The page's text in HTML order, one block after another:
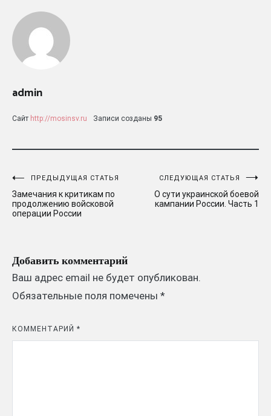
admin
Сайт http://mosinsv.ru Записи созданы 95
Навигация
по
ПРЕДЫДУЩАЯ СТАТЬЯ
Замечания к критикам по
продолжению войсковой
операции России
СЛЕДУЮЩАЯ СТАТЬЯ
О сути украинской боевой
кампании России. Часть 1
Добавить комментарий
Ваш адрес email не будет опубликован.
Обязательные поля помечены *
КОММЕНТАРИЙ *